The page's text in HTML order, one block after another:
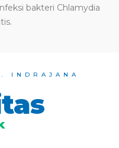
bakteri Chlamydia
INDRAJANA